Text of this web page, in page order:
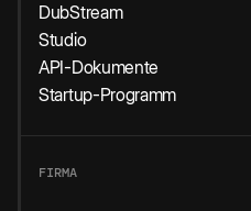
DubStream
Studio
API-Dokumente
Startup-Programm
FIRMA